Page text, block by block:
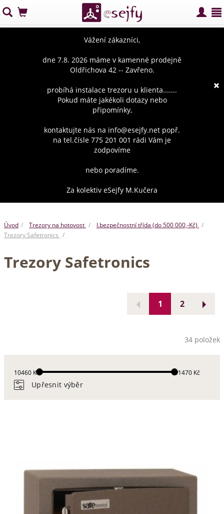
×
Vážení zákazníci,
dne 7.8. 2026 máme v kamenné prodejně
Oldřichova 42 -- Zavřeno.
probíhá instalace trezoru u klienta.......
Pokud máte jakékoli dotazy nebo
připomínky,
kontaktujte nás na info@esejfy.net popř.
na tel.čísle 775 201 001 rádi Vám je
zodpovíme
nebo poradíme.
Za kolektiv eSejfy M.Kučera
Úvod Trezory na hotovost
I.bezpečnostní třída (do 500 000,-Kč)
Trezory Safetronics
Trezory Safetronics
1 2
34 položek
Upřesnit výběr
10460 Kč 51470 Kč